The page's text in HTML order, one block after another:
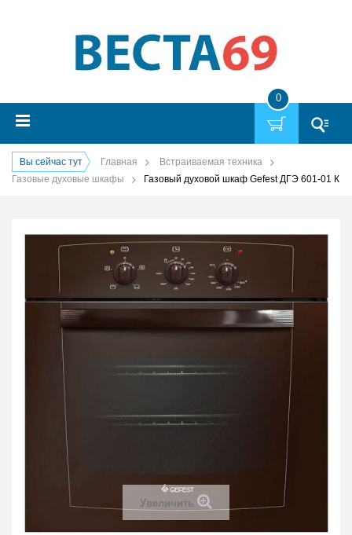
0
Вы сейчас тут Главная
Встраиваемая техника
Газовые духовые шкафы
Газовый духовой шкаф Gefest ДГЭ 601-01 К
Увеличить